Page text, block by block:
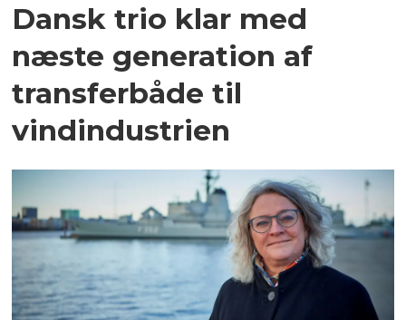
Dansk trio klar med
næste generation af
transferbåde til
vindindustrien